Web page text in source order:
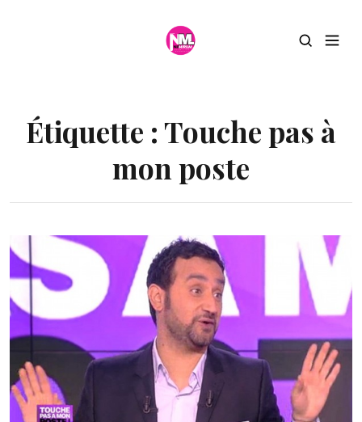
Étiquette :Touche pas à
mon poste